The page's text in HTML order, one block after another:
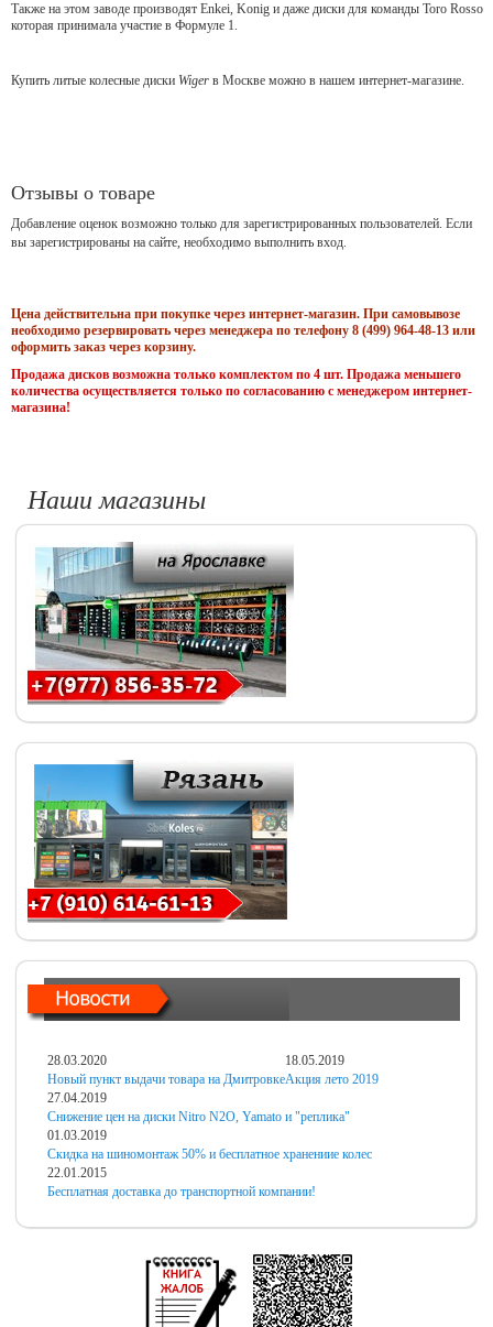
Также на этом заводе производят Enkei, Konig и даже диски для команды Toro Rosso
которая принимала участие в Формуле 1.
Купить литые колесные диски Wiger в Москве можно в нашем интернет-магазине.
Отзывы о товаре
Добавление оценок возможно только для зарегистрированных пользователей. Если
вы зарегистрированы на сайте, необходимо выполнить вход.
Цена действительна при покупке через интернет-магазин. При самовывозе
необходимо резервировать через менеджера по телефону 8 (499) 964-48-13 или
оформить заказ через корзину.
Продажа дисков возможна только комплектом по 4 шт. Продажа меньшего
количества осуществляется только по согласованию с менеджером интернет-
магазина!
Наши магазины
28.03.2020
Новый пункт выдачи товара на Дмитровке
18.05.2019
Акция лето 2019
27.04.2019
Снижение цен на диски Nitro N2O, Yamato и "реплика"
01.03.2019
Скидка на шиномонтаж 50% и бесплатное хранениие колес
22.01.2015
Бесплатная доставка до транспортной компании!